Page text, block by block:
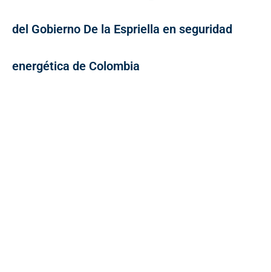
del Gobierno De la Espriella en seguridad
energética de Colombia